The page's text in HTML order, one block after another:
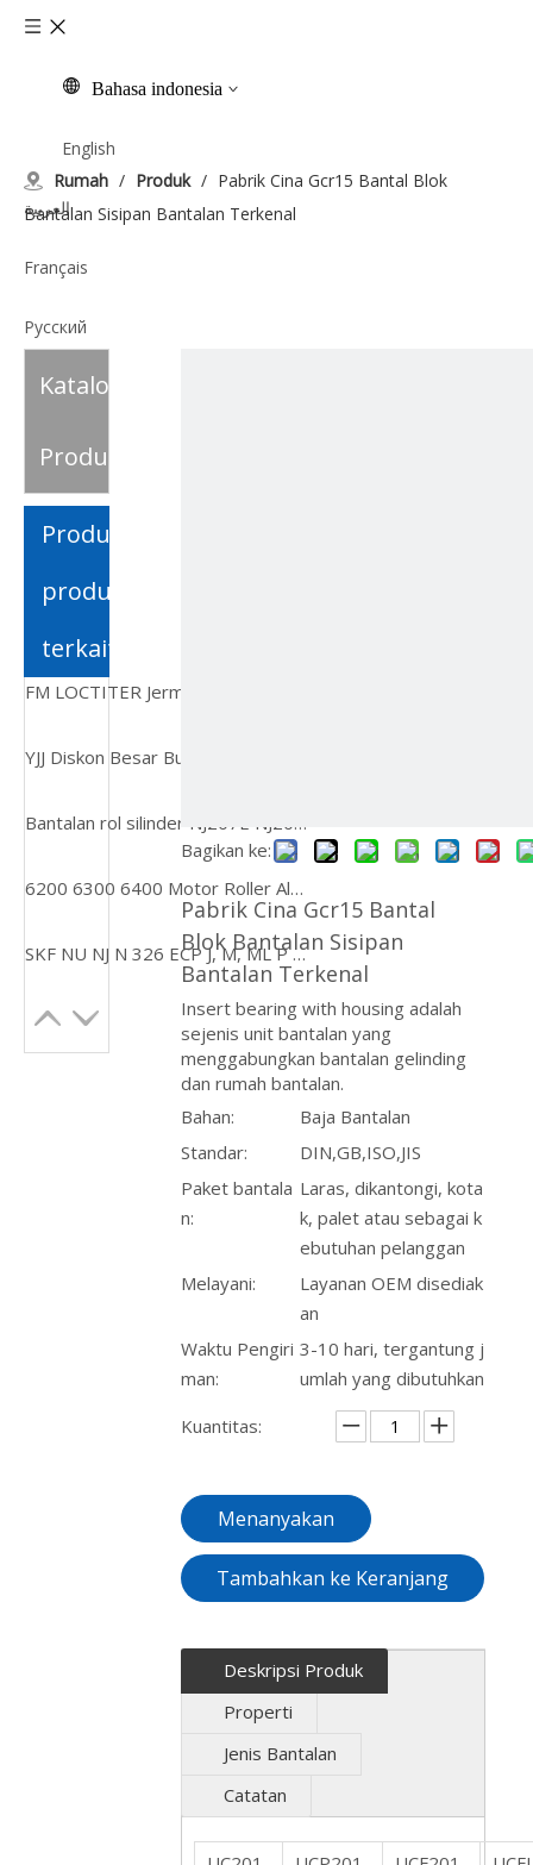
Bahasa indonesia
English
العربية
Français
Pусский
Español
Italiano
Tiếng Việt
svenska
Rumah / Produk / Pabrik Cina Gcr15 Bantal Blok
Bantalan Sisipan Bantalan Terkenal
Katalog
Produk
Produk-
produk
terkait
Bantalan rol silinder NJ207E NJ208E NJ209E bantalan rol berkualitas tinggi
6200 6300 6400 Motor Roller Alur Dalam Kecil untuk Suku Cadang Bantalan Sepeda Motor
SKF NU NJ N 326 ECP J, M, ML P Bantalan bantalan rol silinder NU326 Bantalan ECP
Bagikan ke:
Pabrik Cina Gcr15 Bantal
Blok Bantalan Sisipan
Bantalan Terkenal
Insert bearing with housing adalah
sejenis unit bantalan yang
menggabungkan bantalan gelinding
dan rumah bantalan.
Bahan:
Baja Bantalan
Standar:
DIN,GB,ISO,JIS
Paket bantala
n:
Laras, dikantongi, kota
k, palet atau sebagai k
ebutuhan pelanggan
Melayani:
Layanan OEM disediak
an
Waktu Pengiri
man:
3-10 hari, tergantung j
umlah yang dibutuhkan
Kuantitas:
Menanyakan
Tambahkan ke Keranjang
Deskripsi Produk
Properti
Jenis Bantalan
Catatan